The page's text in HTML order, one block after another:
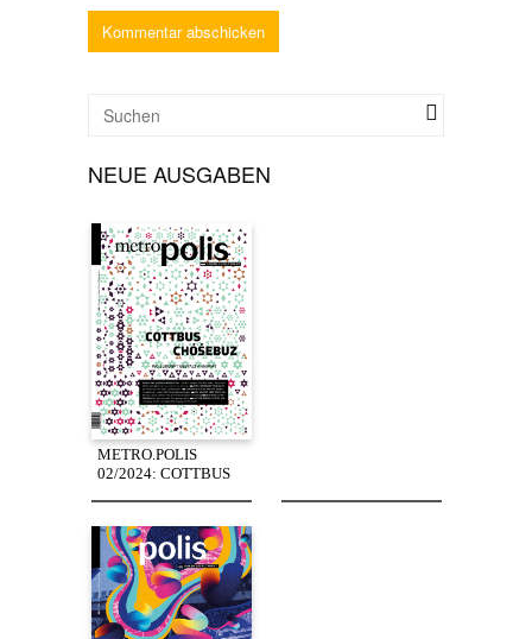
NEUE AUSGABEN
METRO.POLIS
02/2024: COTTBUS